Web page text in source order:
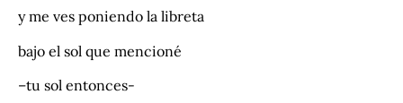
y me ves poniendo la libreta
bajo el sol que mencioné
–tu sol entonces-